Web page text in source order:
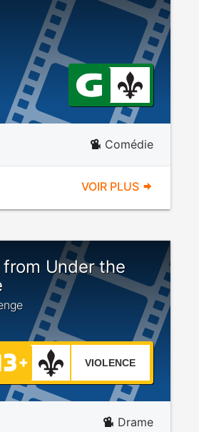
Comédie
VOIR PLUS
from Under the
VIOLENCE
Drame